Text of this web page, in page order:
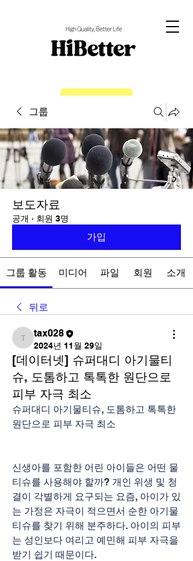
그룹
보도자료
공개 · 회원 3명
가입
그룹 활동 미디어 파일 회원 소개
뒤로
tax028
tax028
2024년 11월 29일
[데이터넷] 슈퍼대디 아기물티
슈, 도톰하고 톡톡한 원단으로
피부 자극 최소
슈퍼대디 아기물티슈, 도톰하고 톡톡한
원단으로 피부 자극 최소
신생아를 포함한 어린 아이들은 어떤 물
티슈를 사용해야 할까? 개인 위생 및 청
결이 각별하게 요구되는 요즘, 아이가 있
는 가정은 자극이 적으면서 순한 아기물
티슈를 찾기 위해 분주하다. 아이의 피부
는 성인보다 여리고 예민해 피부 자극을
받기 쉽기 때문이다.